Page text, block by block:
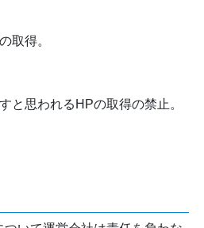
取得。
と思われるHPの取得の禁止。